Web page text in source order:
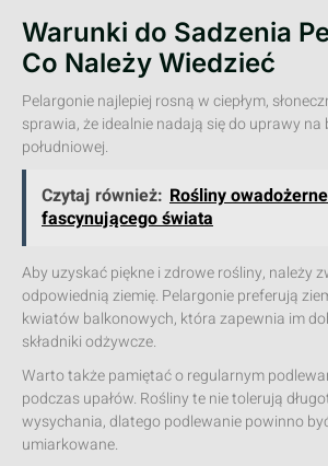
Warunki do Sadzenia
Co Należy Wiedzieć
Pelargonie najlepiej rosną w ciepłym,
sprawia, że idealnie nadają się do uprawy
południowej.
Czytaj również: Rośliny
fascynującego świata
Aby uzyskać piękne i zdrowe rośliny, należy
odpowiednią ziemię. Pelargonie preferują
kwiatów balkonowych, która zapewnia im
składniki odżywcze.
Warto także pamiętać o regularnym
podczas upałów. Rośliny te nie tolerują
wysychania, dlatego podlewanie powinno
umiarkowane.